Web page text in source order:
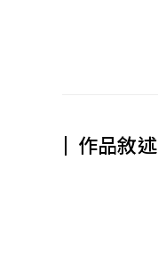
作品敘述